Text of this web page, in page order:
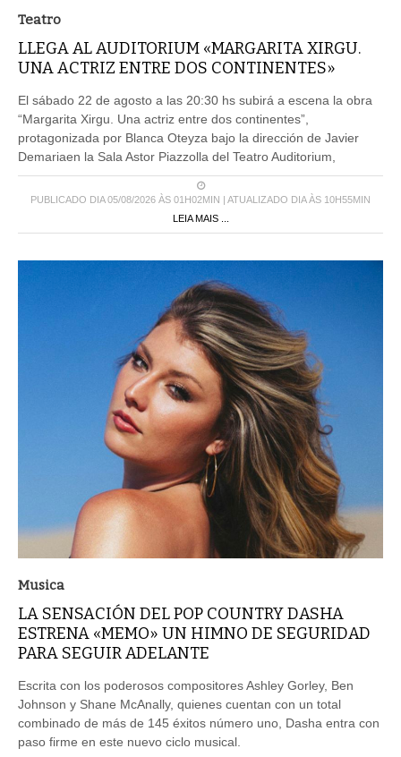
Teatro
LLEGA AL AUDITORIUM «MARGARITA XIRGU.
UNA ACTRIZ ENTRE DOS CONTINENTES»
El sábado 22 de agosto a las 20:30 hs subirá a escena la obra
“Margarita Xirgu. Una actriz entre dos continentes”,
protagonizada por Blanca Oteyza bajo la dirección de Javier
Demariaen la Sala Astor Piazzolla del Teatro Auditorium,
PUBLICADO DIA 05/08/2026 ÀS 01H02MIN | ATUALIZADO DIA ÀS 10H55MIN
LEIA MAIS ...
Musica
LA SENSACIÓN DEL POP COUNTRY DASHA
ESTRENA «MEMO» UN HIMNO DE SEGURIDAD
PARA SEGUIR ADELANTE
Escrita con los poderosos compositores Ashley Gorley, Ben
Johnson y Shane McAnally, quienes cuentan con un total
combinado de más de 145 éxitos número uno, Dasha entra con
paso firme en este nuevo ciclo musical.